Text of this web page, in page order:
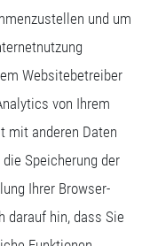
und um
Websitebetreiber
von Ihrem
mit anderen Daten
Speicherung der
Ihrer Browser-
darauf hin, dass Sie